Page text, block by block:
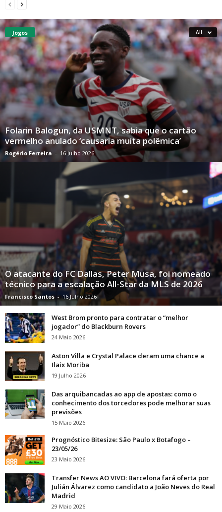
Jogos All
Folarin Balogun, da USMNT, sabia que o cartão
vermelho anulado ‘causaria muita polêmica’
Rogério Ferreira - 16 Julho 2026
O atacante do FC Dallas, Peter Musa, foi nomeado
técnico para a escalação All-Star da MLS de 2026
Francisco Santos - 16 Julho 2026
West Brom pronto para contratar o “melhor
jogador” do Blackburn Rovers
24 Maio 2026
Aston Villa e Crystal Palace deram uma chance a
Ilaix Moriba
19 Julho 2026
Das arquibancadas ao app de apostas: como o
conhecimento dos torcedores pode melhorar suas
previsões
15 Maio 2026
Prognóstico Bitesize: São Paulo x Botafogo –
23/05/26
23 Maio 2026
Transfer News AO VIVO: Barcelona fará oferta por
Julián Álvarez como candidato a João Neves do Real
Madrid
29 Maio 2026